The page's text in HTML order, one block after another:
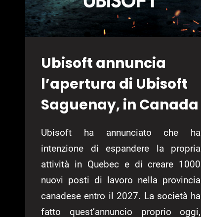
Ubisoft annuncia
l’apertura di Ubisoft
Saguenay, in Canada
Ubisoft ha annunciato che ha
intenzione di espandere la propria
attività in Quebec e di creare 1000
nuovi posti di lavoro nella provincia
canadese entro il 2027. La società ha
fatto quest’annuncio proprio oggi,